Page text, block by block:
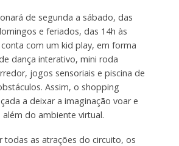
de segunda a sábado, das
e feriados, das 14h às
com um kid play, em forma
dança interativo, mini roda
jogos sensoriais e piscina de
Assim, o shopping
a deixar a imaginação voar e
além do ambiente virtual.
todas as atrações do circuito, os